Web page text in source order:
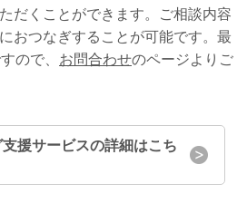
だくことができます。ご相談内容
おつなぎすることが可能です。最
ので、 お問合わせのページよりご
援サービスの詳細はこち